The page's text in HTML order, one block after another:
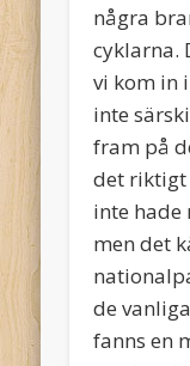
några
cyklarna.
vi kom in
inte
fram på
det riktigt
inte
men det
de
fanns en